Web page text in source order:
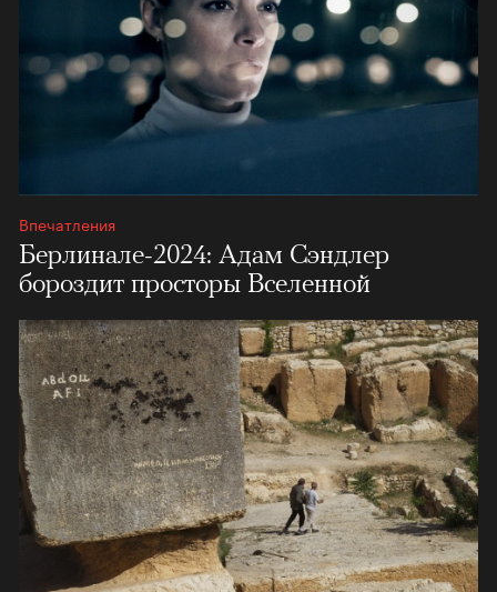
Впечатления
Берлинале-2024: Адам Сэндлер
бороздит просторы Вселенной